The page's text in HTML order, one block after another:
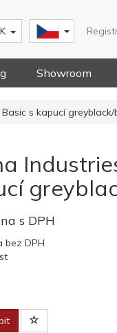
Showroom
s kapucí greyblack/
s DPH
bez DPH